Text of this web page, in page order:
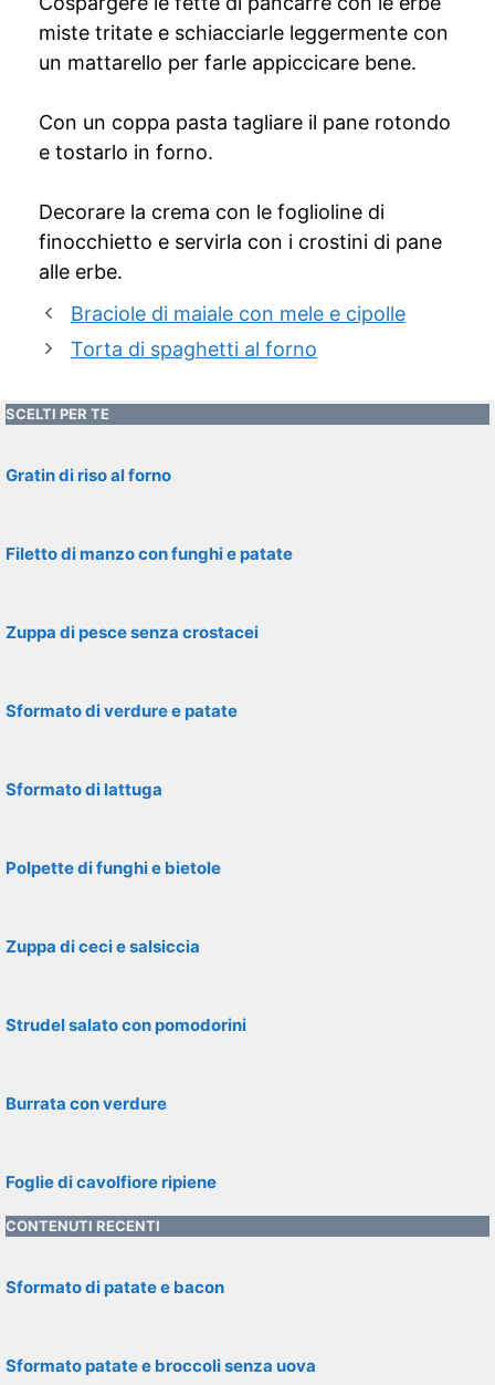
miste tritate e schiacciarle leggermente con
un mattarello per farle appiccicare bene.
Con un coppa pasta tagliare il pane rotondo
e tostarlo in forno.
Decorare la crema con le foglioline di
finocchietto e servirla con i crostini di pane
alle erbe.
Braciole di maiale con mele e cipolle
Torta di spaghetti al forno
SCELTI PER TE
Gratin di riso al forno
Filetto di manzo con funghi e patate
Zuppa di pesce senza crostacei
Sformato di verdure e patate
Sformato di lattuga
Polpette di funghi e bietole
Zuppa di ceci e salsiccia
Strudel salato con pomodorini
Burrata con verdure
Foglie di cavolfiore ripiene
CONTENUTI RECENTI
Sformato di patate e bacon
Sformato patate e broccoli senza uova